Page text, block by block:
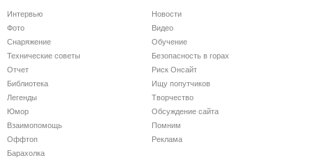
Интервью
Новости
Фото
Видео
Снаряжение
Обучение
Технические советы
Безопасность в горах
Отчет
Риск Онсайт
Библиотека
Ищу попутчиков
Легенды
Творчество
Юмор
Обсуждение сайта
Взаимопомощь
Помним
Оффтоп
Реклама
Барахолка